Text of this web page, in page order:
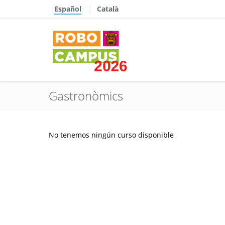
Español Català
Gastronòmics
No tenemos ningún curso disponible